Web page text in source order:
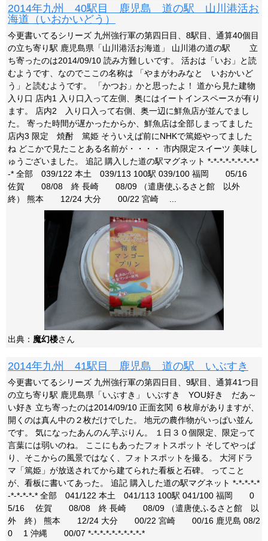
2014年九州 40駅目 鹿児島 道の駅 山川港活お
海道（いおかいどう）
今更書いてるシリーズ 九州強行軍の第四日目、8駅目、通算40個目
の立ち寄り駅 鹿児島県「山川港活お海道」 山川港の道の駅 立
ち寄ったのは2014/09/10 読み方難しいです。 活おは「いお」と読
むようです、なのでここの名称は 「やまがわみなと いおかいど
う」と読むようです。 「かつお」かと思ったよ！ 道から見た建物
入り口 店内1 入り口入って左側、奥にはイートインスペースが有り
ます。 店内2 入り口入って右側、奥一辺に鮮魚店が並んでまし
た。 寄った時間が遅かったからか、鮮魚店は全部しまってました
店内3 限定 焼酎 篤姫 そういえば前にNHKで篤姫やってました
ね どこかで見たことある名前が・・・・ 市内限定スイーツ 美味し
ゅうございました。 追記 購入した道の駅マグネット *-*-*-*-*-*-*-*-*
-* 全部 039/122 本土 039/113 100駅 039/100 福岡 05/16
佐賀 08/08 終 長崎 08/09 （遣唐使ふるさと館 以外
終） 熊本 12/24 大分 00/22 宮崎 ...
出典： 魔幻楼さん
2014年九州 41駅目 鹿児島 道の駅 いぶすき
今更書いてるシリーズ 九州強行軍の第四日目、9駅目、通算41つ目
の立ち寄り駅 鹿児島県「いぶすき」 いぶすき YOU好き だあ～
い好き 立ち寄ったのは2014/09/10 正面玄関 ６枚扉がありますが、
開くのは真ん中の２枚だけでした。 地元の農作物がいっぱい並ん
です。 気になったあんのん芋ぷりん。 １日３０個限定、限定って
言葉には弱いのね。 ここにもあったフォトスポット そしてやっぱ
り、そこからの風景ではなく、フォトスポットを撮る。 大河ドラ
マ「篤姫」が放送されてから建てられた看板と石碑。 ってこと
が、看板に書いてあった。 追記 購入した道の駅マグネット *-*-*-*-*
-*-*-*-*-* 全部 041/122 本土 041/113 100駅 041/100 福岡 0
5/16 佐賀 08/08 終 長崎 08/09 （遣唐使ふるさと館 以
外 終） 熊本 12/24 大分 00/22 宮崎 00/16 鹿児島 08/2
0 1 沖縄 00/07 *-*-*-*-*-*-*-*-*-*